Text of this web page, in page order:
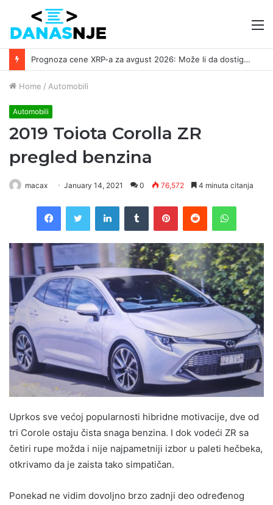
Prognoza cene XRP-a za avgust 2026: Može li da dostigne 1,50 dolara? ￼
Home / Automobili
Automobili
2019 Toiota Corolla ZR
pregled benzina
macax January 14, 2021 0 76,572 4 minuta citanja
FacebookTwitter LinkedInTumblr PinterestReddit
Uprkos sve većoj popularnosti hibridne motivacije, dve od
tri Corole ostaju čista snaga benzina. I dok vodeći ZR sa
četiri rupe možda i nije najpametniji izbor u paleti hečbeka,
otkrivamo da je zaista tako simpatičan.
Ponekad ne vidim dovoljno brzo zadnji deo određenog